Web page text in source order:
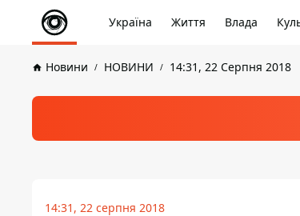
Україна Життя Влада
Новини НОВИНИ 14:31, 22 Серпня 2018
14:31, 22 серпня 2018